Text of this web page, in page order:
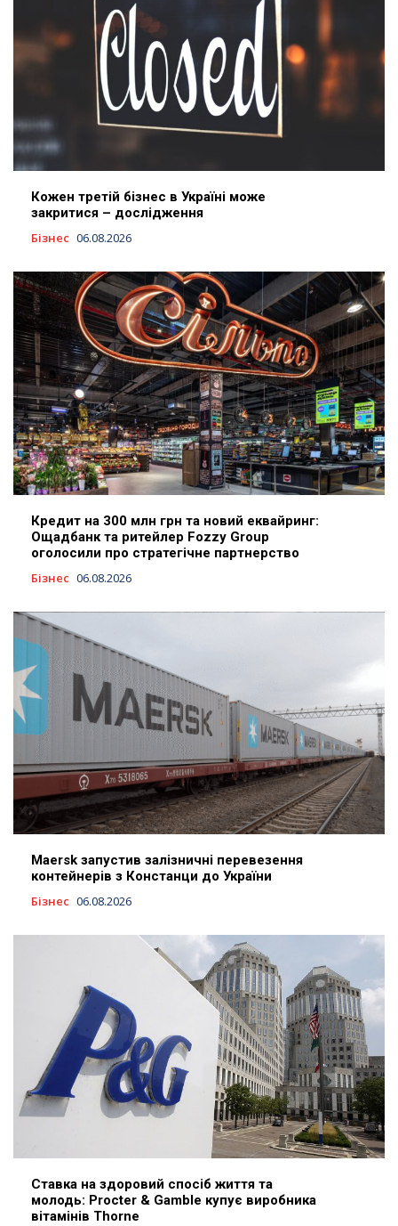
Кожен третій бізнес в Україні може
закритися – дослідження
Бізнес 06.08.2026
Кредит на 300 млн грн та новий еквайринг:
Ощадбанк та ритейлер Fozzy Group
оголосили про стратегічне партнерство
Бізнес 06.08.2026
Maersk запустив залізничні перевезення
контейнерів з Констанци до України
Бізнес 06.08.2026
Ставка на здоровий спосіб життя та
молодь: Procter & Gamble купує виробника
вітамінів Thorne